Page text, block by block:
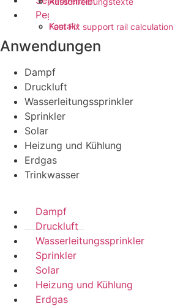
Fast Fix support rail calculation
Kontakt
Pegler ProFlow
Anwendungen
Dampf
Druckluft
Wasserleitungssprinkler
Sprinkler
Solar
Heizung und Kühlung
Erdgas
Trinkwasser
Dampf
Druckluft
Wasserleitungssprinkler
Sprinkler
Solar
Heizung und Kühlung
Erdgas